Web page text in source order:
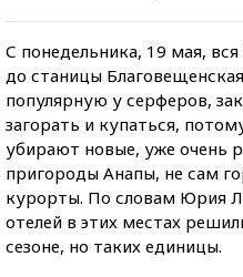
С понедельника, 19 мая,
до станицы
популярную у серферов,
загорать и купаться,
убирают новые, уже очень
пригороды Анапы, не сам
курорты. По словам Юрия
отелей в этих местах
сезоне, но таких единицы.